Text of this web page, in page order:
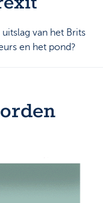
van het Brits
en het pond?